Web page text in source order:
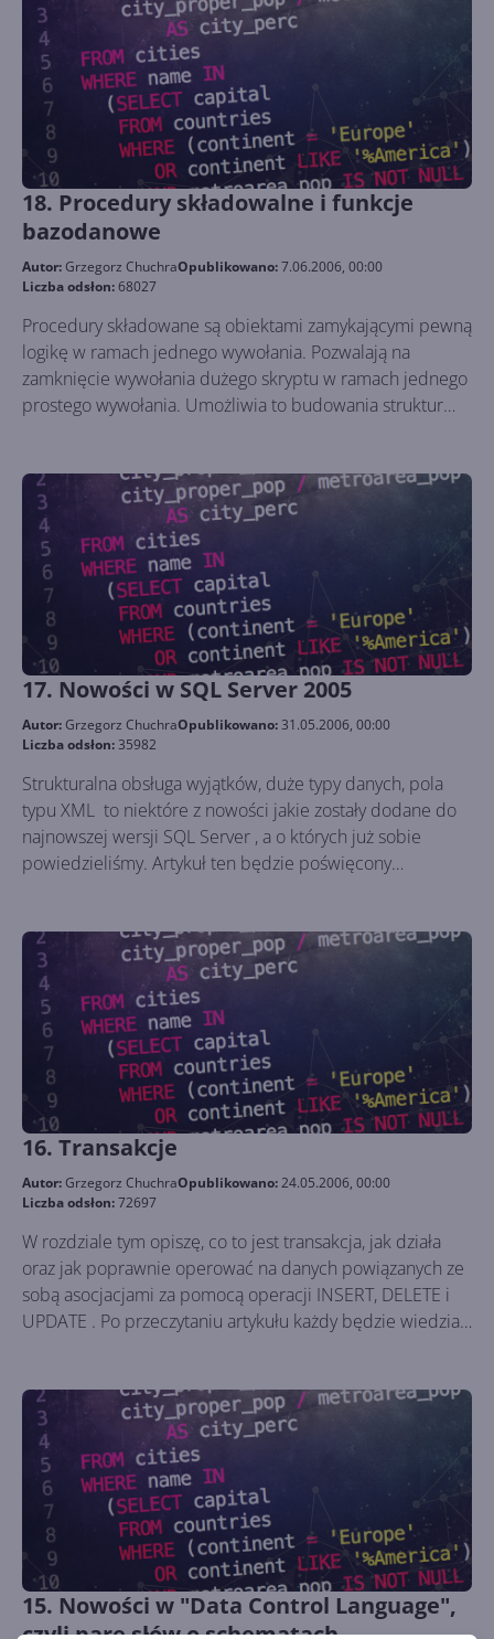
wiadomości kanałem RSS . W powyższych przykładach
komunikacja wymaga jednego standardu przesyłu plików.
XML bo o nim tu mowa jest standardem przesyłania
danych pomiędzy różnymi systemami informacyjnymi. W
tym artykule zajmiemy się tym w jaki sposób SQL Server
2005 wspomaga wykorzystanie XML .
18. Procedury składowalne i funkcje
bazodanowe
Autor:Grzegorz ChuchraOpublikowano:7.06.2006, 00:00
Liczba odsłon:68027
Procedury składowane są obiektami zamykającymi pewną
logikę w ramach jednego wywołania. Pozwalają na
zamknięcie wywołania dużego skryptu w ramach jednego
prostego wywołania. Umożliwia to budowania struktur
procedury składowane są obiektami umieszczonymi na
serwerze baz danych. Posiadają jednak parę
dodatkowych cech które znacznie ułatwiają
przeprowadzanie całego szeregu operacji.
17. Nowości w SQL Server 2005
Autor:Grzegorz ChuchraOpublikowano:31.05.2006, 00:00
Liczba odsłon:35982
Strukturalna obsługa wyjątków, duże typy danych, pola
typu XML to niektóre z nowości jakie zostały dodane do
najnowszej wersji SQL Server , a o których już sobie
powiedzieliśmy. Artykuł ten będzie poświęcony
16. Transakcje
Autor:Grzegorz ChuchraOpublikowano:24.05.2006, 00:00
Liczba odsłon:72697
W rozdziale tym opiszę, co to jest transakcja, jak działa
oraz jak poprawnie operować na danych powiązanych ze
sobą asocjacjami za pomocą operacji INSERT, DELETE i
UPDATE . Po przeczytaniu artykułu każdy będzie wiedział,
15. Nowości w "Data Control Language",